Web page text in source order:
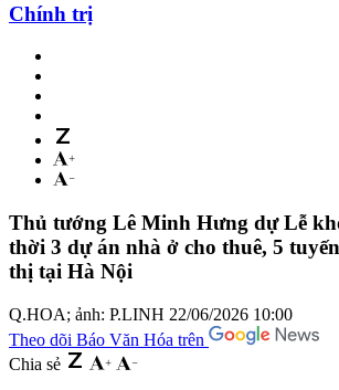
Chính trị
Thủ tướng Lê Minh Hưng dự Lễ
thời 3 dự án nhà ở cho thuê, 5
thị tại Hà Nội
Q.HOA; ảnh: P.LINH 22/06/2026 10:00
Theo dõi Báo Văn Hóa trên
Chia sẻ